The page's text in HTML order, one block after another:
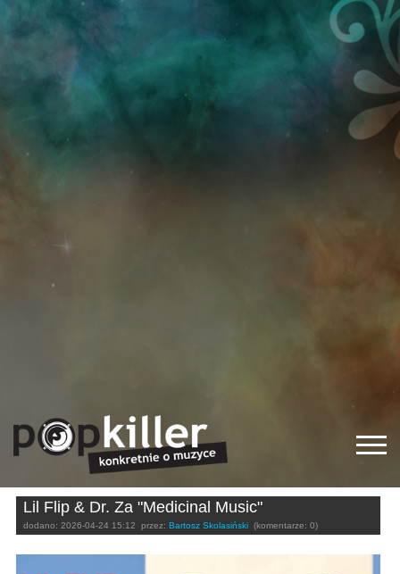
Lil Flip & Dr. Za "Medicinal Music"
dodano: 2026-04-24 15:12 przez: Bartosz Skolasiński (komentarze: 0)